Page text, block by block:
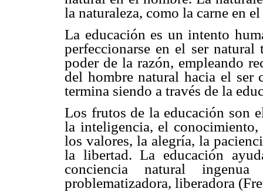
la naturaleza, como la carne en
La educación es un intento
perfeccionarse en el ser
poder de la razón, empleando
del hombre natural hacia el ser
termina siendo a través de la
Los frutos de la educación son
la inteligencia, el
los valores, la alegría, la
la libertad. La educación
conciencia natural
problematizadora, liberadora